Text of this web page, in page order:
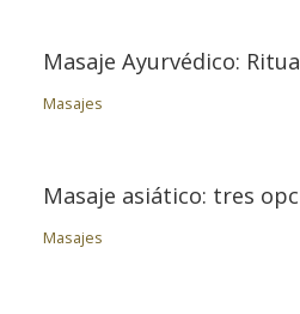
Masaje Ayurvédico:
Masajes
Masaje asiático: tres
Masajes